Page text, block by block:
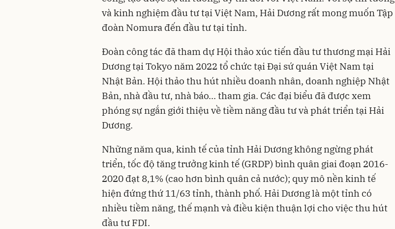
và kinh nghiệm đầu tư tại Việt Nam, Hải Dương rất mong muốn Tập
đoàn Nomura đến đầu tư tại tỉnh.
Đoàn công tác đã tham dự Hội thảo xúc tiến đầu tư thương mại Hải
Dương tại Tokyo năm 2022 tổ chức tại Đại sứ quán Việt Nam tại
Nhật Bản. Hội thảo thu hút nhiều doanh nhân, doanh nghiệp Nhật
Bản, nhà đầu tư, nhà báo... tham gia. Các đại biểu đã được xem
phóng sự ngắn giới thiệu về tiềm năng đầu tư và phát triển tại Hải
Dương.
Những năm qua, kinh tế của tỉnh Hải Dương không ngừng phát
triển, tốc độ tăng trưởng kinh tế (GRDP) bình quân giai đoạn 2016-
2020 đạt 8,1% (cao hơn bình quân cả nước); quy mô nền kinh tế
hiện đứng thứ 11/63 tỉnh, thành phố. Hải Dương là một tỉnh có
nhiều tiềm năng, thế mạnh và điều kiện thuận lợi cho việc thu hút
đầu tư FDI.